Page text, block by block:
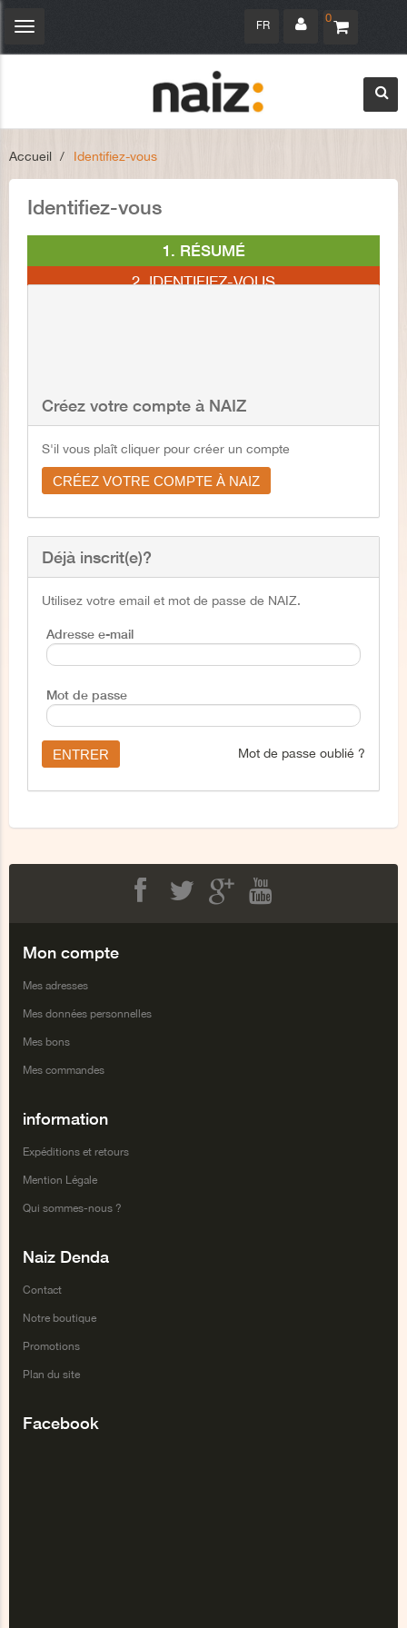
0
FR
Navigation
Accueil > Identifiez-vous
Identifiez-vous
1. RÉSUMÉ
2. IDENTIFIEZ-VOUS
Créez votre compte à NAIZ
S'il vous plaît cliquer pour créer un compte
CRÉEZ VOTRE COMPTE À NAIZ
Déjà inscrit(e)?
Utilisez votre email et mot de passe de NAIZ.
Adresse e-mail
Mot de passe
Mot de passe oublié ?
Mon compte
Mes adresses
Mes données personnelles
Mes bons
Mes commandes
information
Expéditions et retours
Mention Légale
Qui sommes-nous ?
Naiz Denda
Contact
Notre boutique
Promotions
Plan du site
Facebook